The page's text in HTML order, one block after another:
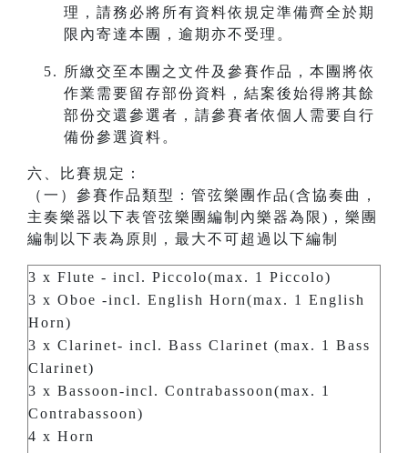
理，請務必將所有資料依規定準備齊全於期
限內寄達本團，逾期亦不受理。
所繳交至本團之文件及參賽作品，本團將依
作業需要留存部份資料，結案後始得將其餘
部份交還參選者，請參賽者依個人需要自行
備份參選資料。
六、比賽規定：
（一）參賽作品類型：管弦樂團作品(含協奏曲，
主奏樂器以下表管弦樂團編制內樂器為限)，樂團
編制以下表為原則，最大不可超過以下編制
3 x Flute - incl. Piccolo(max. 1 Piccolo)
3 x Oboe -incl. English Horn(max. 1 English
Horn)
3 x Clarinet- incl. Bass Clarinet (max. 1 Bass
Clarinet)
3 x Bassoon-incl. Contrabassoon(max. 1
Contrabassoon)
4 x Horn